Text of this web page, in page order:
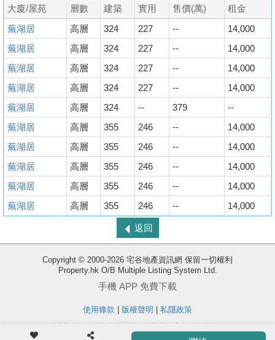
ENG
大廈/屋苑 層數 建築 實用 售價(萬)
租金
蕪湖居
高層 324 227 --
14,000
蕪湖居
高層 324 227 --
14,000
蕪湖居
高層 324 227 --
14,000
蕪湖居
高層 324 227 --
14,000
蕪湖居
高層 324 -- 379
--
蕪湖居
高層 355 246 --
14,000
蕪湖居
高層 355 246 --
14,000
蕪湖居
高層 355 246 --
14,000
蕪湖居
高層 355 246 --
14,000
蕪湖居
高層 355 246 -- 14,000
返回
Copyright © 2000-2026 宅谷地產資訊網 保留一切權利
Property.hk O/B Multiple Listing System Ltd.
手機 APP 免費下載
使用條款 版權聲明
私隱政策